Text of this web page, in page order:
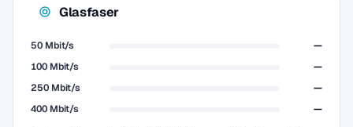
Glasfaser
50 Mbit/s
—
100 Mbit/s
—
250 Mbit/s
—
400 Mbit/s
—